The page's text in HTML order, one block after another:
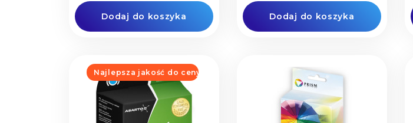
Dodaj do koszyka Dodaj do koszyka
Najlepsza jakość do ceny